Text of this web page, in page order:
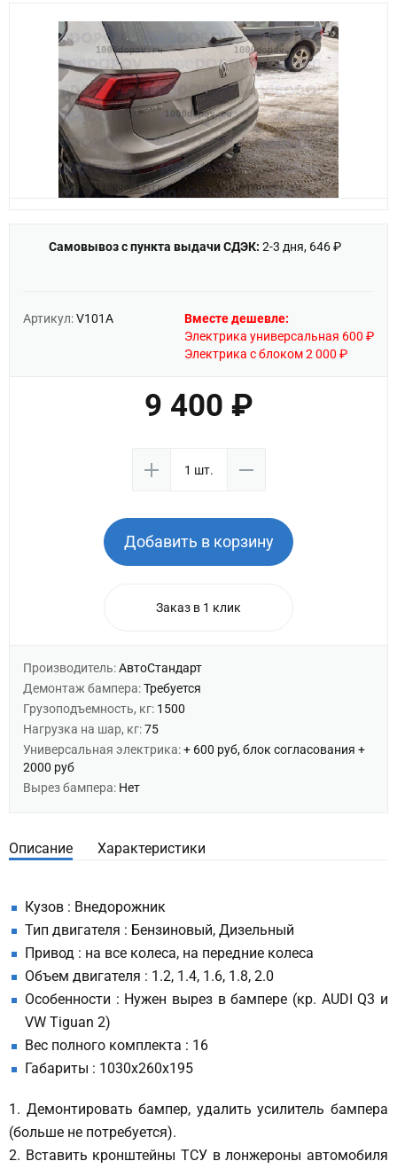
Самовывоз с пункта выдачи СДЭК: 2-3 дня, 646 ₽
Артикул:V101A
Вместе дешевле:
Электрика универсальная 600 ₽
Электрика с блоком 2 000 ₽
9 400 ₽
Добавить в корзину
Заказ в 1 клик
Производитель:АвтоСтандарт
Демонтаж бампера:Требуется
Грузоподъемность, кг: 1500
Нагрузка на шар, кг:75
Универсальная электрика:+ 600 руб, блок согласования +
2000 руб
Вырез бампера: Нет
Описание Характеристики
Кузов : Внедорожник
Тип двигателя : Бензиновый, Дизельный
Привод : на все колеса, на передние колеса
Объем двигателя : 1.2, 1.4, 1.6, 1.8, 2.0
Особенности : Нужен вырез в бампере (кр. AUDI Q3 и
VW Tiguan 2)
Вес полного комплекта : 16
Габариты : 1030x260x195
1. Демонтировать бампер, удалить усилитель бампера
(больше не потребуется).
2. Вставить кронштейны ТСУ в лонжероны автомобиля